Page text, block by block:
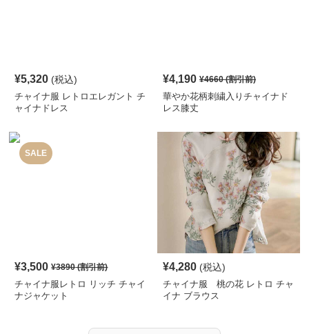
¥5,320 (税込)
チャイナ服 レトロエレガント チ
ャイナドレス
¥4,190 ¥4660(割引前)
華やか花柄刺繍入りチャイナド
レス膝丈
SALE
¥3,500 ¥3890(割引前)
チャイナ服レトロ リッチ チャイ
ナジャケット
¥4,280 (税込)
チャイナ服 桃の花 レトロ チャ
イナ ブラウス